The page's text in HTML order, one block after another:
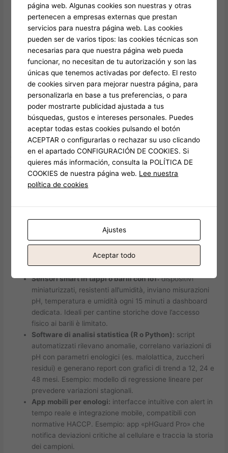
utilizzare goniometri termoregolati o ambienti
climatizzati per le analisi, registrando temperatura come
variabile chiave nei dati. Evitare misurazioni in cantine
non climatizzate.
Campionamento non rappresentativo: prelievo da
zone stratificate o sovramaturate– Tecnica errata che
genera dati falsi. Soluzione: adottare prelievo
stratificato, con campionamento da diverse altezze del
barile e controllo visivo per escludere zone invecchiate
o sovracconserve. Utilizzare un sistema di timestamp
per correlare ogni campione al momento preciso.
Tecnologie avanzate per un monitoraggio continuo e
automatizzato
Per cantine moderne che perseguono l’escellence, si integrano
soluzioni IoT e automazione. Esempi pratici includono:
o modelli IoT dedicati permettono il monitoraggio remoto
in tempo reale, con allarmi automatici in caso di
deviazioni critiche (> 3,6 o < 3,0). I dati vengono inviati
a piattaforme cloud (es. vinetrack cloud) per analisi
trend e archiviazione con audit trail.
Sensori smart in tappi o barili con IoT:dispositivi
miniaturizzati, resistenti all’umidità, inviano misurazioni
pH, temperatura e umidità ogni 15 minuti a dashboard
dedicata. Ideali per cantine storiche dove l’accesso
fisico ai barili è limitato.
Software di analisi statistica (R o Python): script
automatizzati rilevano anomalie, correlano variazioni di
pH con parametri enologici (es. malolattica, zuccheri
residui) e generano report con grafici di trend a 12, 24 e
48 mesi. Esempio: modello di regressione lineare per
prevedere variazioni stagionali.
App mobili per enologi: interfacce intuitive con alert in
tempo reale e integrazione mobile, compatibili con
normative HACCP. Esempio: app «pHGuard Pro» che
notifica deviazioni critiche al cellulare e traccia la storia
dei campioni.
página web. Algunas cookies son nuestras y otras
pertenecen a empresas externas que prestan
servicios para nuestra página web. Las cookies
pueden ser de varios tipos: las cookies técnicas son
necesarias para que nuestra página web pueda
funcionar, no necesitan de tu autorización y son las
únicas que tenemos activadas por defecto. El resto
de cookies sirven para mejorar nuestra página, para
personalizarla en base a tus preferencias, o para
poder mostrarte publicidad ajustada a tus
búsquedas, gustos e intereses personales. Puedes
aceptar todas estas cookies pulsando el botón
ACEPTAR o configurarlas o rechazar su uso clicando
en el apartado CONFIGURACIÓN DE COOKIES. Si
quieres más información, consulta la POLÍTICA DE
COOKIES de nuestra página web. Lee nuestra
política de cookies
Ajustes
Aceptar todo